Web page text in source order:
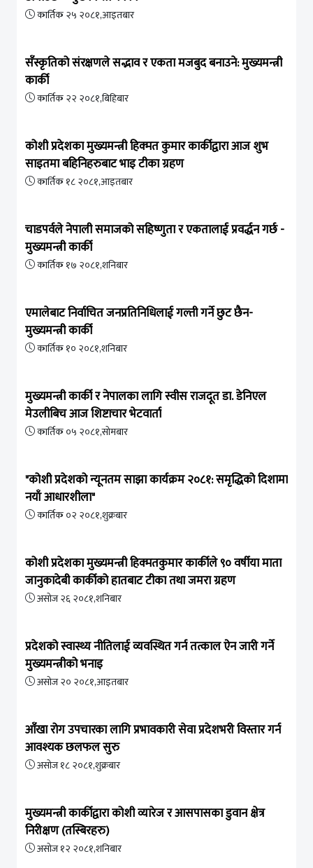
कार्तिक २५ २०८१,आइतबार
सँस्कृतिको संरक्षणले सद्भाव र एकता मजबुद बनाउने: मुख्यमन्त्री
कार्की
कार्तिक २२ २०८१,बिहिबार
कोशी प्रदेशका मुख्यमन्त्री हिक्मत कुमार कार्कीद्वारा आज शुभ
साइतमा बहिनिहरुबाट भाइ टीका ग्रहण
कार्तिक १८ २०८१,आइतबार
चाडपर्वले नेपाली समाजको सहिष्णुता र एकतालाई प्रवर्द्धन गर्छ -
मुख्यमन्त्री कार्की
कार्तिक १७ २०८१,शनिबार
एमालेबाट निर्वाचित जनप्रतिनिधिलाई गल्ती गर्ने छुट छैन-
मुख्यमन्त्री कार्की
कार्तिक १० २०८१,शनिबार
मुख्यमन्त्री कार्की र नेपालका लागि स्वीस राजदूत डा. डेनिएल
मेउलीबिच आज शिष्टाचार भेटवार्ता
कार्तिक ०५ २०८१,सोमबार
"कोशी प्रदेशको न्यूनतम साझा कार्यक्रम २०८१: समृद्धिको दिशामा
नयाँ आधारशीला"
कार्तिक ०२ २०८१,शुक्रबार
कोशी प्रदेशका मुख्यमन्त्री हिक्मतकुमार कार्कीले ९० वर्षीया माता
जानुकादेबी कार्कीको हातबाट टीका तथा जमरा ग्रहण
असोज २६ २०८१,शनिबार
प्रदेशको स्वास्थ्य नीतिलाई व्यवस्थित गर्न तत्काल ऐन जारी गर्ने
मुख्यमन्त्रीको भनाइ
असोज २० २०८१,आइतबार
आँखा रोग उपचारका लागि प्रभावकारी सेवा प्रदेशभरी विस्तार गर्न
आवश्यक छलफल सुरु
असोज १८ २०८१,शुक्रबार
मुख्यमन्त्री कार्कीद्वारा कोशी व्यारेज र आसपासका डुवान क्षेत्र
निरीक्षण (तस्बिरहरु)
असोज १२ २०८१,शनिबार